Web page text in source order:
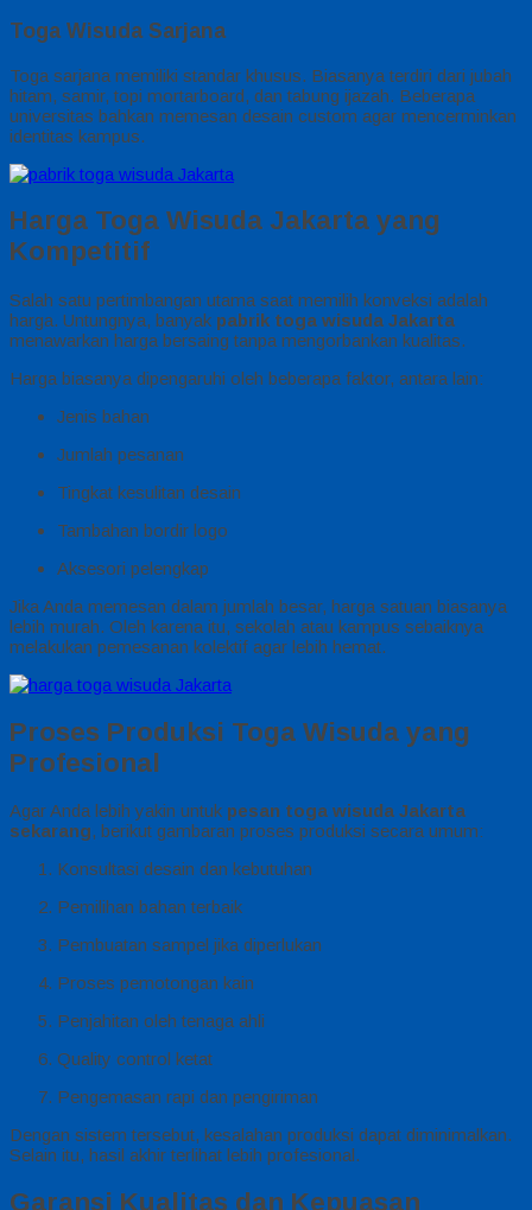
Toga Wisuda Sarjana
Toga sarjana memiliki standar khusus. Biasanya terdiri dari jubah
hitam, samir, topi mortarboard, dan tabung ijazah. Beberapa
universitas bahkan memesan desain custom agar mencerminkan
identitas kampus.
Harga Toga Wisuda Jakarta yang
Kompetitif
Salah satu pertimbangan utama saat memilih konveksi adalah
harga. Untungnya, banyak pabrik toga wisuda Jakarta
menawarkan harga bersaing tanpa mengorbankan kualitas.
Harga biasanya dipengaruhi oleh beberapa faktor, antara lain:
Jenis bahan
Jumlah pesanan
Tingkat kesulitan desain
Tambahan bordir logo
Aksesori pelengkap
Jika Anda memesan dalam jumlah besar, harga satuan biasanya
lebih murah. Oleh karena itu, sekolah atau kampus sebaiknya
melakukan pemesanan kolektif agar lebih hemat.
Proses Produksi Toga Wisuda yang
Profesional
Agar Anda lebih yakin untuk pesan toga wisuda Jakarta
sekarang, berikut gambaran proses produksi secara umum:
Konsultasi desain dan kebutuhan
Pemilihan bahan terbaik
Pembuatan sampel jika diperlukan
Proses pemotongan kain
Penjahitan oleh tenaga ahli
Quality control ketat
Pengemasan rapi dan pengiriman
Dengan sistem tersebut, kesalahan produksi dapat diminimalkan.
Selain itu, hasil akhir terlihat lebih profesional.
Garansi Kualitas dan Kepuasan